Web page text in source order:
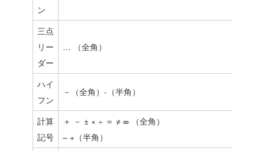
ン
三点
リー
ダー
… （全角）
ハイ
フン
－（全角）-（半角）
計算
記号
＋ － ± × ÷ ＝ ≠ ∞ （全角）
– +（半角）